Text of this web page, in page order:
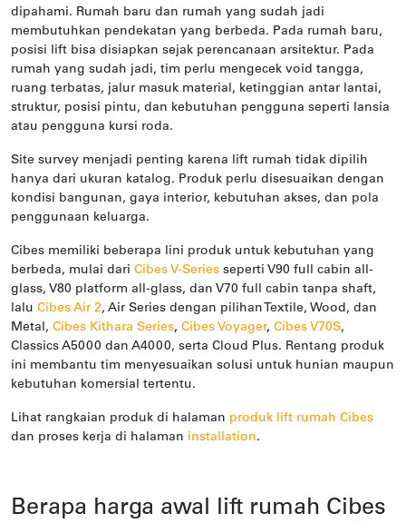
dipahami. Rumah baru dan rumah yang sudah jadi
membutuhkan pendekatan yang berbeda. Pada rumah baru,
posisi lift bisa disiapkan sejak perencanaan arsitektur. Pada
rumah yang sudah jadi, tim perlu mengecek void tangga,
ruang terbatas, jalur masuk material, ketinggian antar lantai,
struktur, posisi pintu, dan kebutuhan pengguna seperti lansia
atau pengguna kursi roda.
Site survey menjadi penting karena lift rumah tidak dipilih
hanya dari ukuran katalog. Produk perlu disesuaikan dengan
kondisi bangunan, gaya interior, kebutuhan akses, dan pola
penggunaan keluarga.
Cibes memiliki beberapa lini produk untuk kebutuhan yang
berbeda, mulai dari Cibes V-Series seperti V90 full cabin all-
glass, V80 platform all-glass, dan V70 full cabin tanpa shaft,
lalu Cibes Air 2, Air Series dengan pilihan Textile, Wood, dan
Metal, Cibes Kithara Series, Cibes Voyager, Cibes V70S,
Classics A5000 dan A4000, serta Cloud Plus. Rentang produk
ini membantu tim menyesuaikan solusi untuk hunian maupun
kebutuhan komersial tertentu.
Lihat rangkaian produk di halaman produk lift rumah Cibes
dan proses kerja di halaman installation.
Berapa harga awal lift rumah Cibes